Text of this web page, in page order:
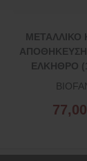
ΜΕΤΑΛΛΙΚΟ
ΕΛΚΗΘΡΟ